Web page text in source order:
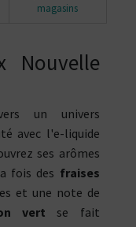
magasins
Nouvelle
un univers
avec l'e-liquide
ses arômes
fois des fraises
et une note de
vert se fait